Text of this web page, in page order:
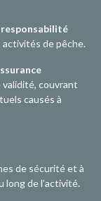
responsabilité
activités de pêche.
validité, couvrant
causés à
de sécurité et à
de l’activité.